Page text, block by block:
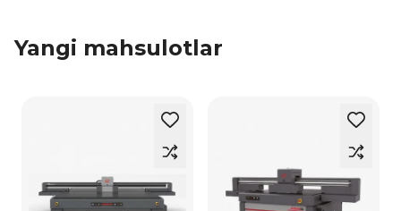
Yangi mahsulotlar